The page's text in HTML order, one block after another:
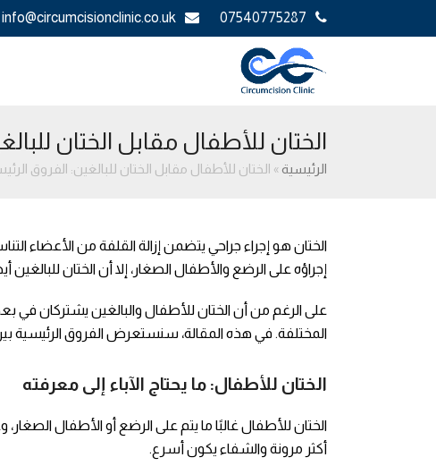
07540775287
info@circumcisionclinic.co.uk
الختان للأطفال مقابل الختان
الرئيسية » الختان للأطفال مقابل الختان للبالغين: الفروق
الختان هو إجراء جراحي يتضمن إزالة القلفة من الأعضاء
إجراؤه على الرضع والأطفال الصغار، إلا أن الختان
على الرغم من أن الختان للأطفال والبالغين يشتركان في
المختلفة. في هذه المقالة، سنستعرض الفروق الرئيسية بين
الختان للأطفال: ما يحتاج الآباء إلى معرفته
الختان للأطفال غالبًا ما يتم على الرضع أو الأطفال
أكثر مرونة والشفاء يكون أسرع.